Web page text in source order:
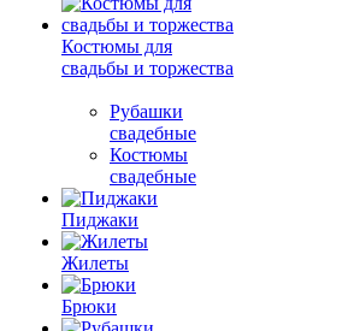
Костюмы для
свадьбы и торжества
Рубашки
свадебные
Костюмы
свадебные
Пиджаки
Жилеты
Брюки